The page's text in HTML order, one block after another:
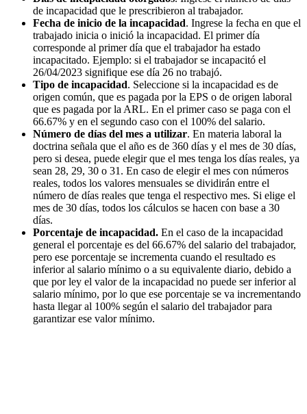
de incapacidad que le prescribieron al trabajador.
Fecha de inicio de la incapacidad. Ingrese la fecha en que el
trabajado inicia o inició la incapacidad. El primer día
corresponde al primer día que el trabajador ha estado
incapacitado. Ejemplo: si el trabajador se incapacitó el
26/04/2023 signifique ese día 26 no trabajó.
Tipo de incapacidad. Seleccione si la incapacidad es de
origen común, que es pagada por la EPS o de origen laboral
que es pagada por la ARL. En el primer caso se paga con el
66.67% y en el segundo caso con el 100% del salario.
Número de días del mes a utilizar. En materia laboral la
doctrina señala que el año es de 360 días y el mes de 30 días,
pero si desea, puede elegir que el mes tenga los días reales, ya
sean 28, 29, 30 o 31. En caso de elegir el mes con números
reales, todos los valores mensuales se dividirán entre el
número de días reales que tenga el respectivo mes. Si elige el
mes de 30 días, todos los cálculos se hacen con base a 30
días.
Porcentaje de incapacidad. En el caso de la incapacidad
general el porcentaje es del 66.67% del salario del trabajador,
pero ese porcentaje se incrementa cuando el resultado es
inferior al salario mínimo o a su equivalente diario, debido a
que por ley el valor de la incapacidad no puede ser inferior al
salario mínimo, por lo que ese porcentaje se va incrementando
hasta llegar al 100% según el salario del trabajador para
garantizar ese valor mínimo.